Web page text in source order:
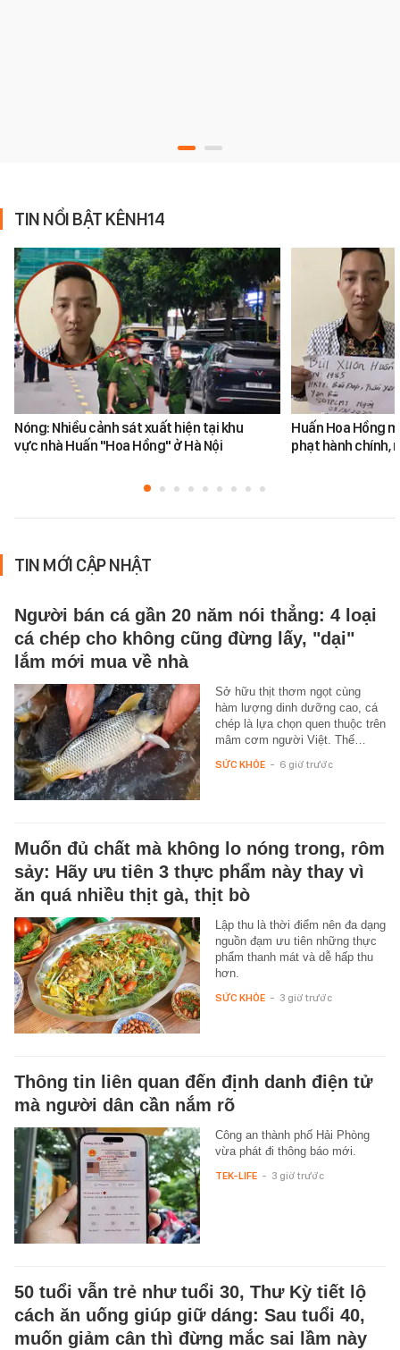
TIN NỔI BẬT KÊNH14
Nóng: Nhiều cảnh sát xuất hiện tại khu
vực nhà Huấn "Hoa Hồng" ở Hà Nội
Huấn Hoa Hồng
phạt hành chính,
TIN MỚI CẬP NHẬT
Người bán cá gần 20 năm nói thẳng: 4 loại
cá chép cho không cũng đừng lấy, "dại"
lắm mới mua về nhà
Sở hữu thịt thơm ngọt cùng
hàm lượng dinh dưỡng cao, cá
chép là lựa chọn quen thuộc trên
mâm cơm người Việt. Thế…
SỨC KHỎE - 6 giờ trước
Muốn đủ chất mà không lo nóng trong, rôm
sảy: Hãy ưu tiên 3 thực phẩm này thay vì
ăn quá nhiều thịt gà, thịt bò
Lập thu là thời điểm nên đa dạng
nguồn đạm ưu tiên những thực
phẩm thanh mát và dễ hấp thu
hơn.
SỨC KHỎE - 3 giờ trước
Thông tin liên quan đến định danh điện tử
mà người dân cần nắm rõ
Công an thành phố Hải Phòng
vừa phát đi thông báo mới.
TEK-LIFE - 3 giờ trước
50 tuổi vẫn trẻ như tuổi 30, Thư Kỳ tiết lộ
cách ăn uống giúp giữ dáng: Sau tuổi 40,
muốn giảm cân thì đừng mắc sai lầm này